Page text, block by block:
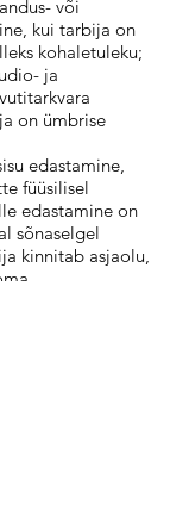
või
kui tarbija on
kohaletuleku;
ja
on ümbrise
edastamine,
füüsilisel
edastamine on
sõnaselgel
kinnitab asjaolu,